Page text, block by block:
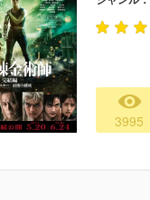
3995